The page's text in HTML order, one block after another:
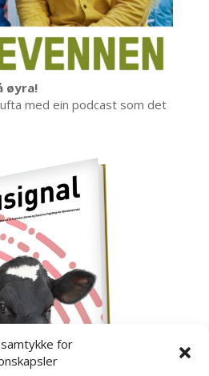
for
øyra!
med ein podcast som det